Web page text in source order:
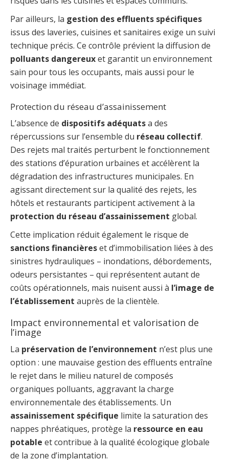
Par ailleurs, la gestion des effluents spécifiques
issus des laveries, cuisines et sanitaires exige un suivi
technique précis. Ce contrôle prévient la diffusion de
polluants dangereuxet garantit un environnement
sain pour tous les occupants, mais aussi pour le
voisinage immédiat.
Protection du réseau d’assainissement
L’absence de dispositifs adéquatsa des
répercussions sur l’ensemble du réseau collectif.
Des rejets mal traités perturbent le fonctionnement
des stations d’épuration urbaines et accélèrent la
dégradation des infrastructures municipales. En
agissant directement sur la qualité des rejets, les
hôtels et restaurants participent activement à la
protection du réseau d’assainissement global.
Cette implication réduit également le risque de
sanctions financièreset d’immobilisation liées à des
sinistres hydrauliques – inondations, débordements,
odeurs persistantes – qui représentent autant de
coûts opérationnels, mais nuisent aussi à l’image de
l’établissement auprès de la clientèle.
Impact environnemental et valorisation de
l’image
La préservation de l’environnement n’est plus une
option : une mauvaise gestion des effluents entraîne
le rejet dans le milieu naturel de composés
organiques polluants, aggravant la charge
environnementale des établissements. Un
assainissement spécifique limite la saturation des
nappes phréatiques, protège la ressource en eau
potable et contribue à la qualité écologique globale
de la zone d’implantation.